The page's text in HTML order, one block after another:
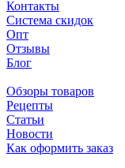
Контакты
Система скидок
Опт
Отзывы
Блог
Обзоры товаров
Рецепты
Статьи
Новости
Как оформить заказ